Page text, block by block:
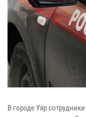
В городе Уяр